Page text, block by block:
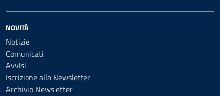
NOVITÀ
Notizie
Comunicati
Avvisi
Iscrizione alla Newsletter
Archivio Newsletter